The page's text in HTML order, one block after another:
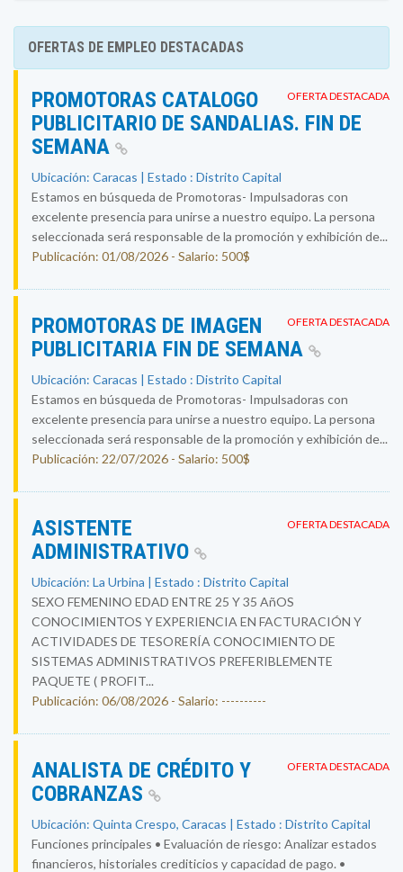
OFERTAS DE EMPLEO DESTACADAS
OFERTA DESTACADA
PROMOTORAS CATALOGO
PUBLICITARIO DE SANDALIAS. FIN DE
SEMANA
Ubicación: Caracas | Estado : Distrito Capital
Estamos en búsqueda de Promotoras- Impulsadoras con
excelente presencia para unirse a nuestro equipo. La persona
seleccionada será responsable de la promoción y exhibición de...
Publicación: 01/08/2026 - Salario: 500$
OFERTA DESTACADA
PROMOTORAS DE IMAGEN
PUBLICITARIA FIN DE SEMANA
Ubicación: Caracas | Estado : Distrito Capital
Estamos en búsqueda de Promotoras- Impulsadoras con
excelente presencia para unirse a nuestro equipo. La persona
seleccionada será responsable de la promoción y exhibición de...
Publicación: 22/07/2026 - Salario: 500$
OFERTA DESTACADA
ASISTENTE
ADMINISTRATIVO
Ubicación: La Urbina | Estado : Distrito Capital
SEXO FEMENINO EDAD ENTRE 25 Y 35 AñOS
CONOCIMIENTOS Y EXPERIENCIA EN FACTURACIÓN Y
ACTIVIDADES DE TESORERÍA CONOCIMIENTO DE
SISTEMAS ADMINISTRATIVOS PREFERIBLEMENTE
PAQUETE ( PROFIT...
Publicación: 06/08/2026 - Salario: ----------
OFERTA DESTACADA
ANALISTA DE CRÉDITO Y
COBRANZAS
Ubicación: Quinta Crespo, Caracas | Estado : Distrito Capital
Funciones principales • Evaluación de riesgo: Analizar estados
financieros, historiales crediticios y capacidad de pago. •